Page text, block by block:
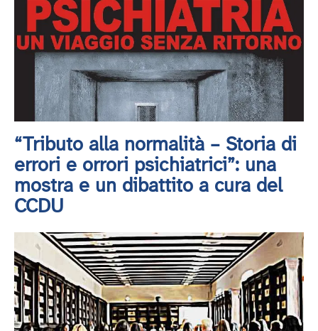
“Tributo alla normalità – Storia di
errori e orrori psichiatrici”: una
mostra e un dibattito a cura del
CCDU